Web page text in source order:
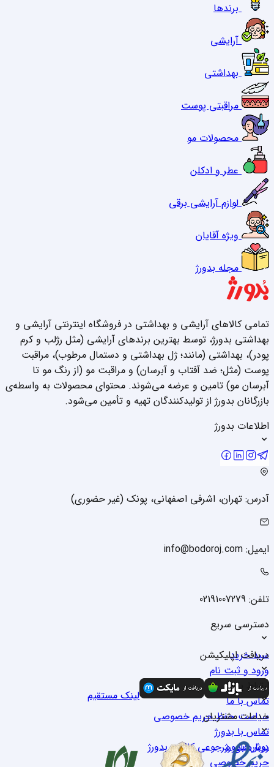
برندها
آرایشی
بهداشتی
مراقبتی پوست
محصولات مو
عطر و ادکلن
لوازم آرایشی برقی
ویژه آقایان
مجله بدورژ
تمامی کالاهای آرایشی و بهداشتی در فروشگاه اینترنتی آرایشی و
بهداشتی بدورژ، توسط بهترین برندهای آرایشی (مثل رژلب و کرم
پودر)، بهداشتی (مانند؛ ژل بهداشتی و دستمال مرطوب)، مراقبت
پوست (مثل؛ ضد آفتاب و آبرسان) و مراقبت مو (از رنگ مو تا
آبرسان مو) تامین و عرضه می‌شوند. محتوای محصولات به واسطه‌ی
بازرگانان بدورژ از تولیدکنندگان تهیه و تأمین می‌شود.
اطلاعات بدورژ
آدرس: تهران، اشرفی اصفهانی، پونک (غیر حضوری)
ایمیل: info@bodoroj.com
تلفن: 02191007279
دسترسی سریع
سبد خرید
ورود و ثبت نام
درباره ما
تماس با ما
دریافت اپلیکیشن
لینک مستقیم
ارتباط با ما
سیاست حفظ حریم خصوصی
تماس با بدو‌رژ
درباره بدو‌رژ
خدمات مشتریان
روش‌های مرجوعی کالا در بدو‌رژ
حریم خصوصی